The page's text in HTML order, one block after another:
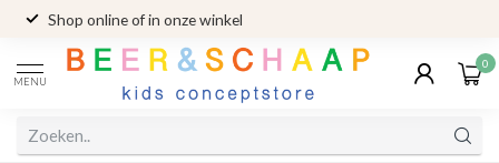
Shop online of in onze winkel
MENU
0